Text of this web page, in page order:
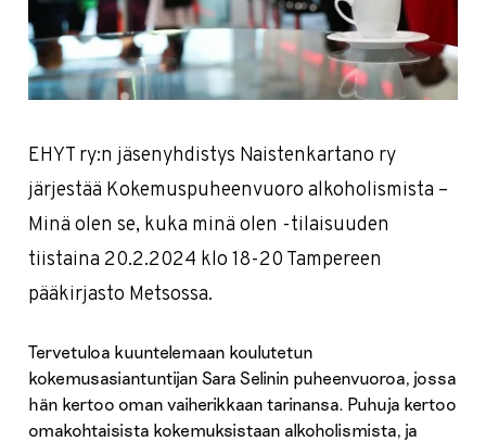
EHYT ry:n jäsenyhdistys Naistenkartano ry
järjestää Kokemuspuheenvuoro alkoholismista –
Minä olen se, kuka minä olen -tilaisuuden
tiistaina 20.2.2024 klo 18-20 Tampereen
pääkirjasto Metsossa.
Tervetuloa kuuntelemaan koulutetun
kokemusasiantuntijan Sara Selinin puheenvuoroa, jossa
hän kertoo oman vaiherikkaan tarinansa. Puhuja kertoo
omakohtaisista kokemuksistaan alkoholismista, ja